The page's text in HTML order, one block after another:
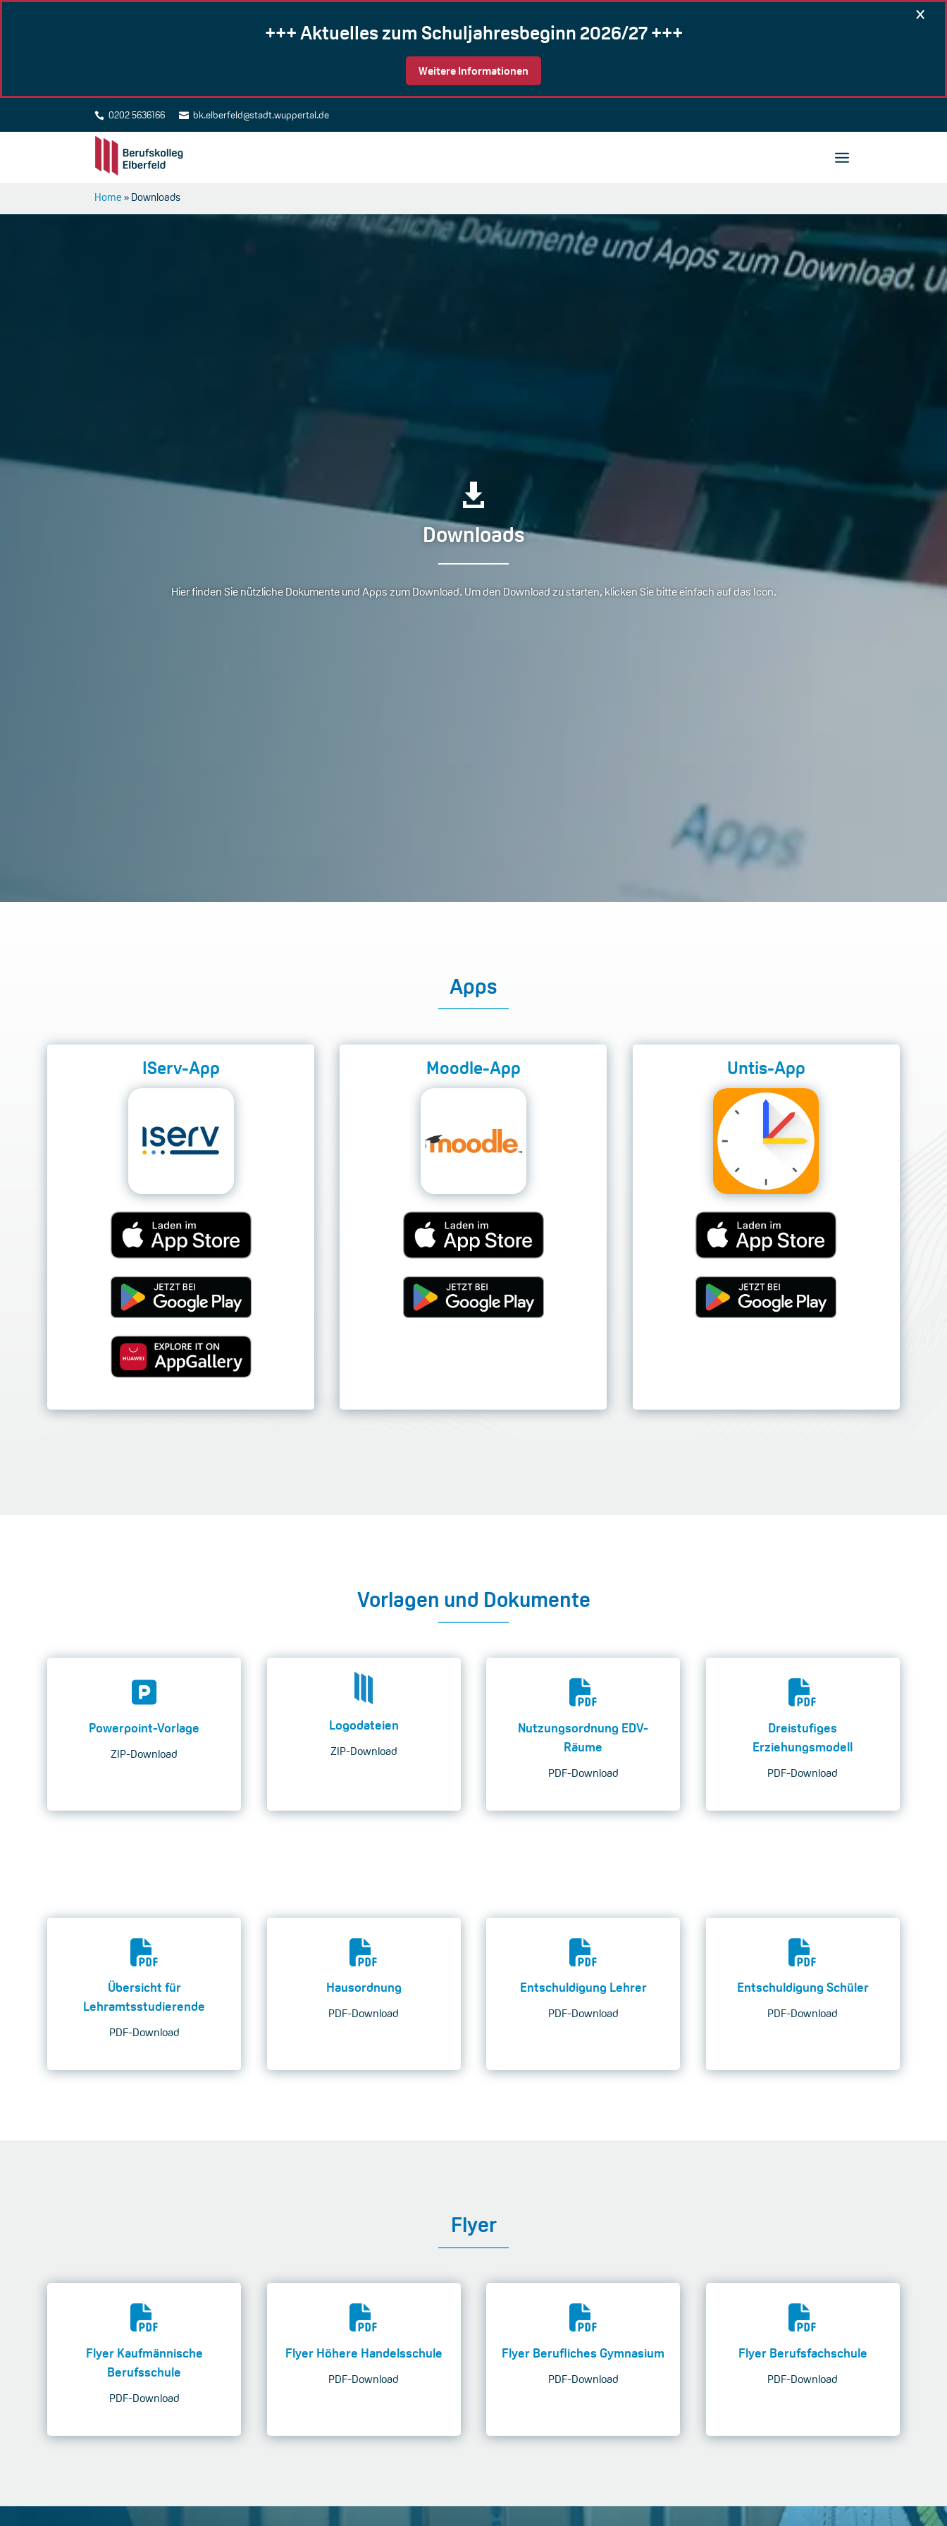
 0202 5636166  bk.elberfeld@stadt.wuppertal.de
Home » Downloads

Downloads
Hier finden Sie nützliche Dokumente und Apps zum Download. Um den Download zu starten, klicken Sie bitte einfach auf das Icon.
Apps
IServ-App Moodle-App Untis-App
Vorlagen und Dokumente
Powerpoint-Vorlage
ZIP-Download
Logodateien
ZIP-Download
Nutzungsordnung EDV-
Räume
PDF-Download
Dreistufiges
Erziehungsmodell
PDF-Download
Übersicht für
Lehramtsstudierende
PDF-Download
Hausordnung
PDF-Download
Entschuldigung Lehrer
PDF-Download
Entschuldigung Schüler
PDF-Download
Flyer
Flyer Kaufmännische
Berufsschule
PDF-Download
Flyer Höhere Handelsschule
PDF-Download
Flyer Berufliches Gymnasium
PDF-Download
Flyer Berufsfachschule
PDF-Download
+++ Aktuelles zum Schuljahresbeginn 2026/27 +++
Weitere Informationen
×